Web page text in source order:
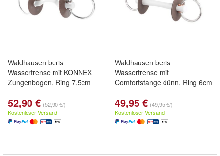
Waldhausen beris
Wassertrense mit KONNEX
Zungenbogen, Ring 7,5cm
52,90 € (52,90 €/)
Kostenloser Versand
Waldhausen beris
Wassertrense mit
Comfortstange dünn, Ring 6cm
49,95 € (49,95 €/)
Kostenloser Versand